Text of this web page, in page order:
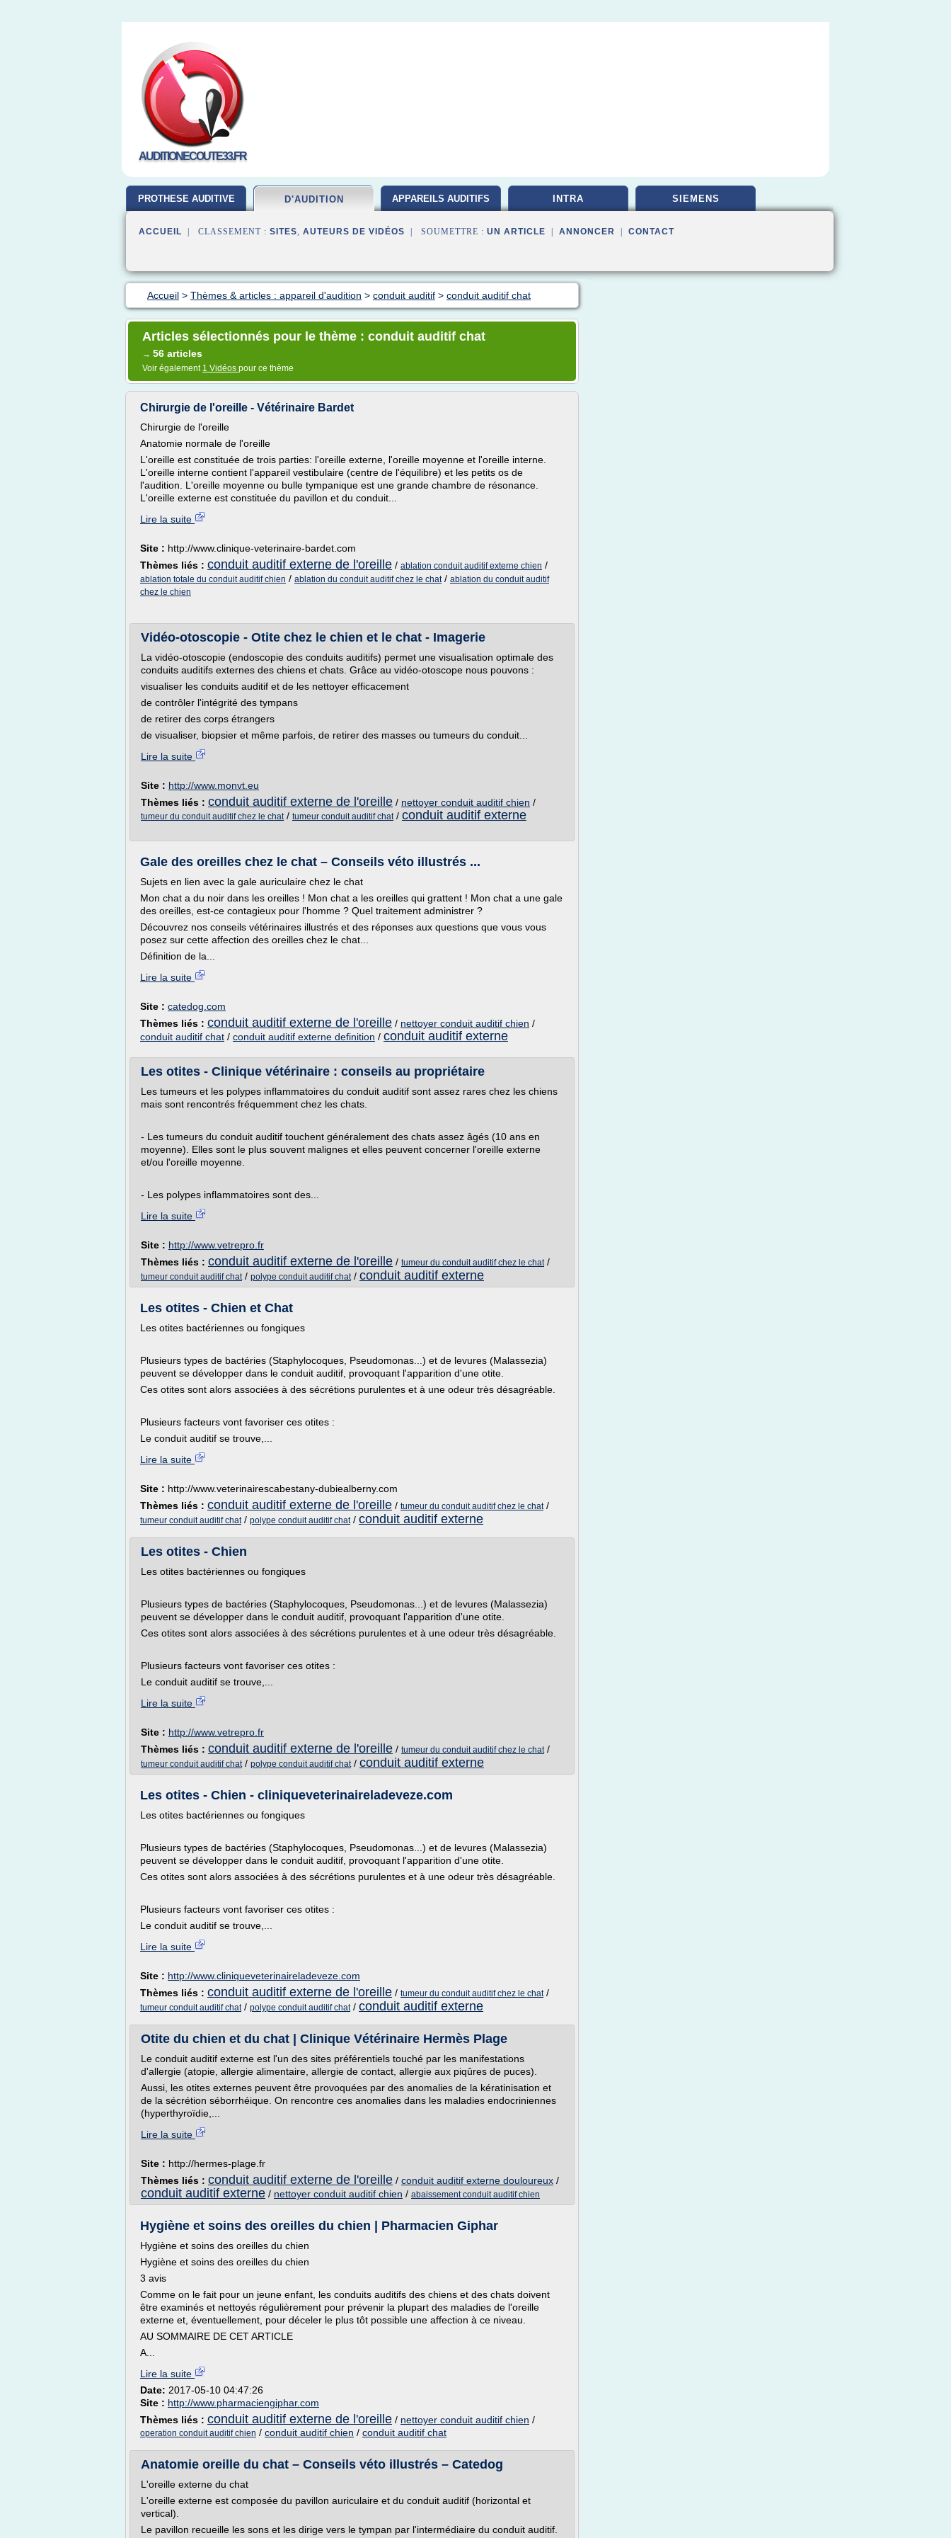
AUDITIONECOUTE33.FR
PROTHESE AUDITIVE D'AUDITION APPAREILS AUDITIFS INTRA SIEMENS
ACCUEIL | CLASSEMENT : SITES, AUTEURS DE VIDÉOS | SOUMETTRE : UN ARTICLE ANNONCER CONTACT
Accueil > Thèmes & articles : appareil d'audition > conduit auditif > conduit auditif chat
Articles sélectionnés pour le thème : conduit auditif chat
→ 56 articles
Voir également 1 Vidéos pour ce thème
Chirurgie de l'oreille - Vétérinaire Bardet
Chirurgie de l'oreille
Anatomie normale de l'oreille
L'oreille est constituée de trois parties: l'oreille externe, l'oreille moyenne et l'oreille interne.
L'oreille interne contient l'appareil vestibulaire (centre de l'équilibre) et les petits os de
l'audition. L'oreille moyenne ou bulle tympanique est une grande chambre de résonance.
L'oreille externe est constituée du pavillon et du conduit...
Lire la suite
Site : http://www.clinique-veterinaire-bardet.com
Thèmes liés : conduit auditif externe de l'oreille / ablation conduit auditif externe chien /
ablation totale du conduit auditif chien / ablation du conduit auditif chez le chat/ ablation du conduit auditif
chez le chien
Vidéo-otoscopie - Otite chez le chien et le chat - Imagerie
La vidéo-otoscopie (endoscopie des conduits auditifs) permet une visualisation optimale des
conduits auditifs externes des chiens et chats. Grâce au vidéo-otoscope nous pouvons :
visualiser les conduits auditif et de les nettoyer efficacement
de contrôler l'intégrité des tympans
de retirer des corps étrangers
de visualiser, biopsier et même parfois, de retirer des masses ou tumeurs du conduit...
Lire la suite
Site : http://www.monvt.eu
Thèmes liés : conduit auditif externe de l'oreille / nettoyer conduit auditif chien /
tumeur du conduit auditif chez le chat/ tumeur conduit auditif chat/ conduit auditif externe
Gale des oreilles chez le chat – Conseils véto illustrés ...
Sujets en lien avec la gale auriculaire chez le chat
Mon chat a du noir dans les oreilles ! Mon chat a les oreilles qui grattent ! Mon chat a une gale
des oreilles, est-ce contagieux pour l'homme ? Quel traitement administrer ?
Découvrez nos conseils vétérinaires illustrés et des réponses aux questions que vous vous
posez sur cette affection des oreilles chez le chat...
Définition de la...
Lire la suite
Site : catedog.com
Thèmes liés : conduit auditif externe de l'oreille / nettoyer conduit auditif chien /
conduit auditif chat / conduit auditif externe definition / conduit auditif externe
Les otites - Clinique vétérinaire : conseils au propriétaire
Les tumeurs et les polypes inflammatoires du conduit auditif sont assez rares chez les chiens
mais sont rencontrés fréquemment chez les chats.
- Les tumeurs du conduit auditif touchent généralement des chats assez âgés (10 ans en
moyenne). Elles sont le plus souvent malignes et elles peuvent concerner l'oreille externe
et/ou l'oreille moyenne.
- Les polypes inflammatoires sont des...
Lire la suite
Site : http://www.vetrepro.fr
Thèmes liés : conduit auditif externe de l'oreille / tumeur du conduit auditif chez le chat/
tumeur conduit auditif chat/ polype conduit auditif chat/ conduit auditif externe
Les otites - Chien et Chat
Les otites bactériennes ou fongiques
Plusieurs types de bactéries (Staphylocoques, Pseudomonas...) et de levures (Malassezia)
peuvent se développer dans le conduit auditif, provoquant l'apparition d'une otite.
Ces otites sont alors associées à des sécrétions purulentes et à une odeur très désagréable.
Plusieurs facteurs vont favoriser ces otites :
Le conduit auditif se trouve,...
Lire la suite
Site : http://www.veterinairescabestany-dubiealberny.com
Thèmes liés : conduit auditif externe de l'oreille / tumeur du conduit auditif chez le chat/
tumeur conduit auditif chat/ polype conduit auditif chat/ conduit auditif externe
Les otites - Chien
Les otites bactériennes ou fongiques
Plusieurs types de bactéries (Staphylocoques, Pseudomonas...) et de levures (Malassezia)
peuvent se développer dans le conduit auditif, provoquant l'apparition d'une otite.
Ces otites sont alors associées à des sécrétions purulentes et à une odeur très désagréable.
Plusieurs facteurs vont favoriser ces otites :
Le conduit auditif se trouve,...
Lire la suite
Site : http://www.vetrepro.fr
Thèmes liés : conduit auditif externe de l'oreille / tumeur du conduit auditif chez le chat/
tumeur conduit auditif chat/ polype conduit auditif chat/ conduit auditif externe
Les otites - Chien - cliniqueveterinaireladeveze.com
Les otites bactériennes ou fongiques
Plusieurs types de bactéries (Staphylocoques, Pseudomonas...) et de levures (Malassezia)
peuvent se développer dans le conduit auditif, provoquant l'apparition d'une otite.
Ces otites sont alors associées à des sécrétions purulentes et à une odeur très désagréable.
Plusieurs facteurs vont favoriser ces otites :
Le conduit auditif se trouve,...
Lire la suite
Site : http://www.cliniqueveterinaireladeveze.com
Thèmes liés : conduit auditif externe de l'oreille / tumeur du conduit auditif chez le chat/
tumeur conduit auditif chat/ polype conduit auditif chat/ conduit auditif externe
Otite du chien et du chat | Clinique Vétérinaire Hermès Plage
Le conduit auditif externe est l'un des sites préférentiels touché par les manifestations
d'allergie (atopie, allergie alimentaire, allergie de contact, allergie aux piqûres de puces).
Aussi, les otites externes peuvent être provoquées par des anomalies de la kératinisation et
de la sécrétion séborrhéique. On rencontre ces anomalies dans les maladies endocriniennes
(hyperthyroïdie,...
Lire la suite
Site : http://hermes-plage.fr
Thèmes liés : conduit auditif externe de l'oreille / conduit auditif externe douloureux /
conduit auditif externe / nettoyer conduit auditif chien / abaissement conduit auditif chien
Hygiène et soins des oreilles du chien | Pharmacien Giphar
Hygiène et soins des oreilles du chien
Hygiène et soins des oreilles du chien
3 avis
Comme on le fait pour un jeune enfant, les conduits auditifs des chiens et des chats doivent
être examinés et nettoyés régulièrement pour prévenir la plupart des maladies de l'oreille
externe et, éventuellement, pour déceler le plus tôt possible une affection à ce niveau.
AU SOMMAIRE DE CET ARTICLE
A...
Lire la suite
Date: 2017-05-10 04:47:26
Site : http://www.pharmaciengiphar.com
Thèmes liés : conduit auditif externe de l'oreille / nettoyer conduit auditif chien /
operation conduit auditif chien / conduit auditif chien / conduit auditif chat
Anatomie oreille du chat – Conseils véto illustrés – Catedog
L'oreille externe du chat
L'oreille externe est composée du pavillon auriculaire et du conduit auditif (horizontal et
vertical).
Le pavillon recueille les sons et les dirige vers le tympan par l'intermédiaire du conduit auditif.